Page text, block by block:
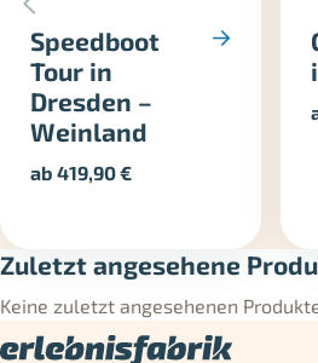
Speedboot
Tour in
Dresden –
Weinland
ab419,90€
Zuletzt angesehene
Keine zuletzt angesehenen